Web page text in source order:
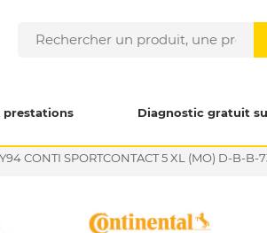
prestations Diagnostic gratuit
CONTI SPORTCONTACT 5 XL (MO) D-B-B-